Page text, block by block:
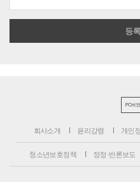
PC버전
회사소개 윤리강령 개인
청소년보호정책 정정·반론보도